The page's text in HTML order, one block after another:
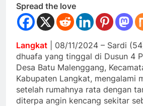
Spread the love
Langkat | 08/11/2024 – Sardi
dhuafa yang tinggal di Dusun 4
Desa Batu Malenggang,
Kabupaten Langkat, mengalami
setelah rumahnya rata dengan
diterpa angin kencang sekitar